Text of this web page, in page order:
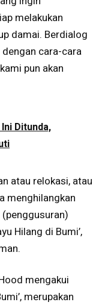
melakukan
damai. Berdialog
cara-cara
pun akan
Ditunda,
atau relokasi, atau
menghilangkan
Hilang di Bumi’,
mengakui
merupakan